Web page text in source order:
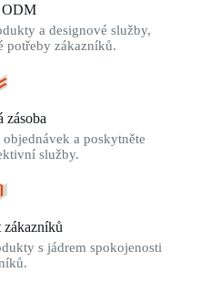
ODM
a designové služby,
potřeby zákazníků.
zásoba
a poskytněte
služby.
zákazníků
s jádrem spokojenosti